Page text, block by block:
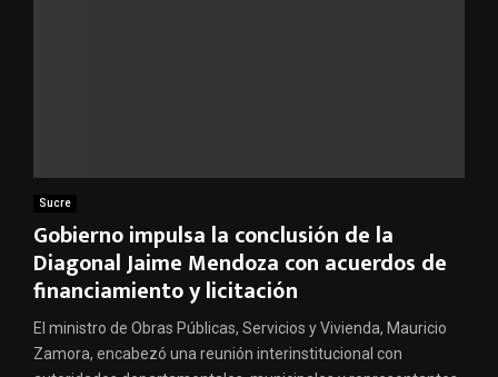
Sucre
Gobierno impulsa la conclusión de la
Diagonal Jaime Mendoza con acuerdos de
financiamiento y licitación
El ministro de Obras Públicas, Servicios y Vivienda, Mauricio
Zamora, encabezó una reunión interinstitucional con